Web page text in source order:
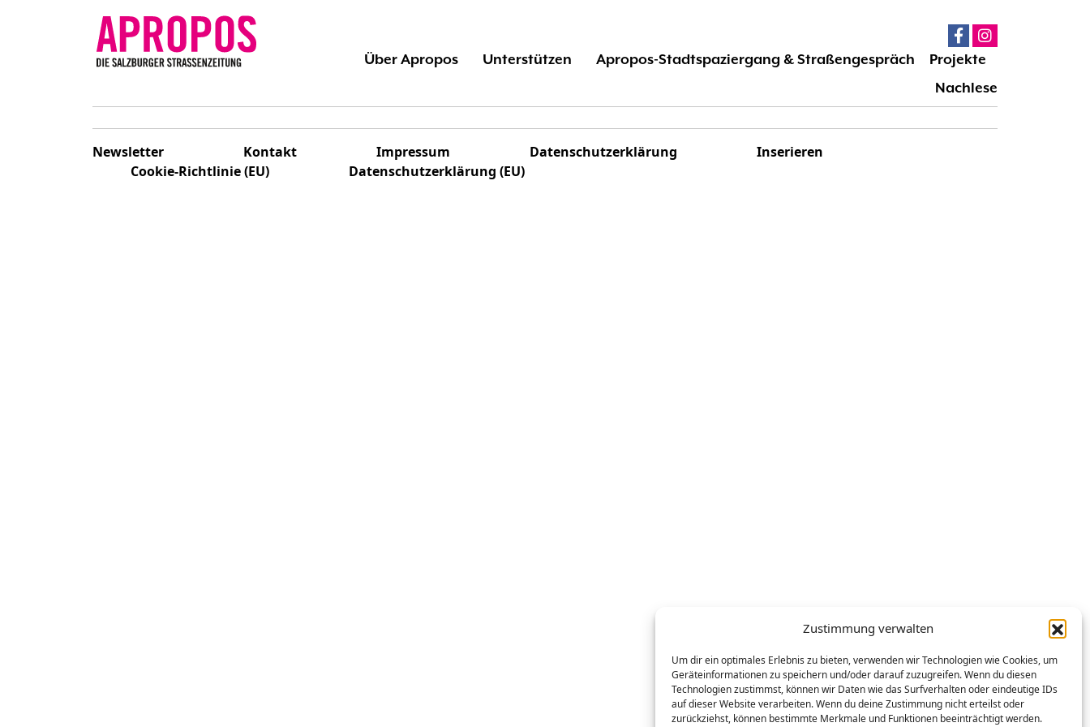
Zustimmung verwalten
Um dir ein optimales Erlebnis zu bieten, verwenden wir Technologien wie Cookies, um
Geräteinformationen zu speichern und/oder darauf zuzugreifen. Wenn du diesen
Technologien zustimmst, können wir Daten wie das Surfverhalten oder eindeutige IDs
auf dieser Website verarbeiten. Wenn du deine Zustimmung nicht erteilst oder
zurückziehst, können bestimmte Merkmale und Funktionen beeinträchtigt werden.
Über Apropos Unterstützen Apropos-Stadtspaziergang & Straßengespräch
Projekte
Nachlese
Newsletter Kontakt Impressum Datenschutzerklärung
Inserieren
Cookie-Richtlinie (EU)
Datenschutzerklärung (EU)